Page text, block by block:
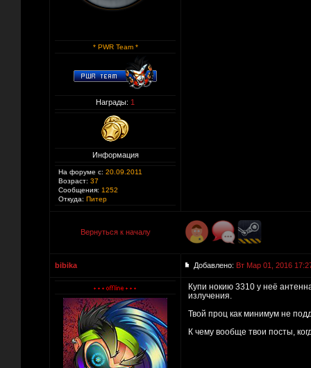
* PWR Team *
Награды: 1
Информация
На форуме с: 20.09.2011
Возраст: 37
Сообщения: 1252
Откуда: Питер
Вернуться к началу
bibika Добавлено: Вт Мар 01, 2016
Купи нокию 3310 у неё
излучения.
Твой проц как минимум не
К чему вообще твои посты,